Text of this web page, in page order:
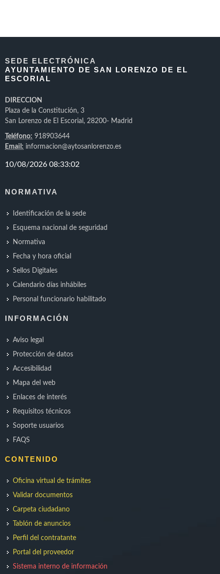
SEDE ELECTRÓNICA
AYUNTAMIENTO DE SAN LORENZO DE EL
ESCORIAL
DIRECCION
Plaza de la Constitución, 3
San Lorenzo de El Escorial, 28200- Madrid
Teléfono: 918903644
Email: informacion@aytosanlorenzo.es
NORMATIVA
Identificación de la sede
Esquema nacional de seguridad
Normativa
Fecha y hora oficial
Sellos Digitales
Calendario días inhábiles
Personal funcionario habilitado
INFORMACIÓN
Aviso legal
Protección de datos
Accesibilidad
Mapa del web
Enlaces de interés
Requisitos técnicos
Soporte usuarios
FAQS
CONTENIDO
Oficina virtual de trámites
Validar documentos
Carpeta ciudadano
Tablón de anuncios
Perfil del contratante
Portal del proveedor
Sistema interno de información